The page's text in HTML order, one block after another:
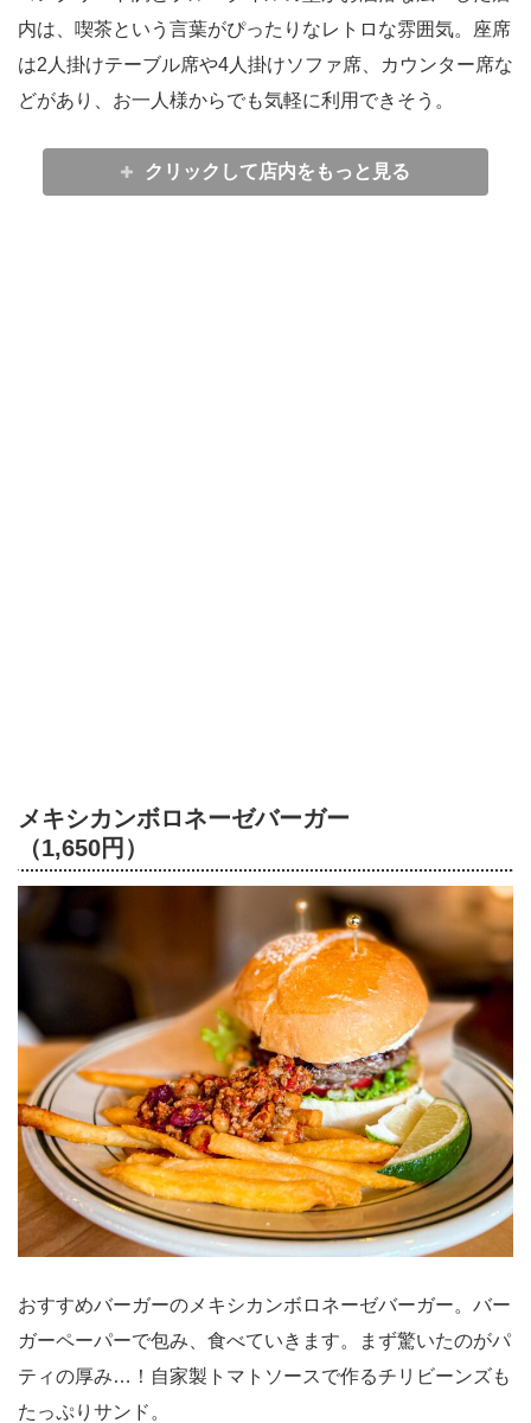
内は、喫茶という言葉がぴったりなレトロな雰囲気。座席
は2人掛けテーブル席や4人掛けソファ席、カウンター席な
どがあり、お一人様からでも気軽に利用できそう。
クリックして店内をもっと見る
メキシカンボロネーゼバーガー
（1,650円）
おすすめバーガーのメキシカンボロネーゼバーガー。バー
ガーペーパーで包み、食べていきます。まず驚いたのがパ
ティの厚み…！自家製トマトソースで作るチリビーンズも
たっぷりサンド。